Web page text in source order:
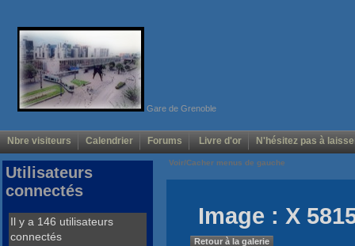
Gare de Grenoble
Nbre visiteurs Calendrier Forums Livre d'or N'hésitez pas à
Voir/Cacher menus de gauche
Image : X
Retour à la galerie
Utilisateurs
connectés
Il y a 146 utilisateurs
connectés